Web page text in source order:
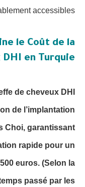
accessibles.
le Coût de la
en Turquie ?
de cheveux DHI
de l’implantation
Choi, garantissant
rapide pour un
euros. (Selon la
passé par les